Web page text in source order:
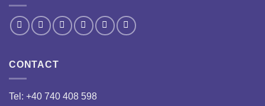
CONTACT
Tel: +40 740 408 598